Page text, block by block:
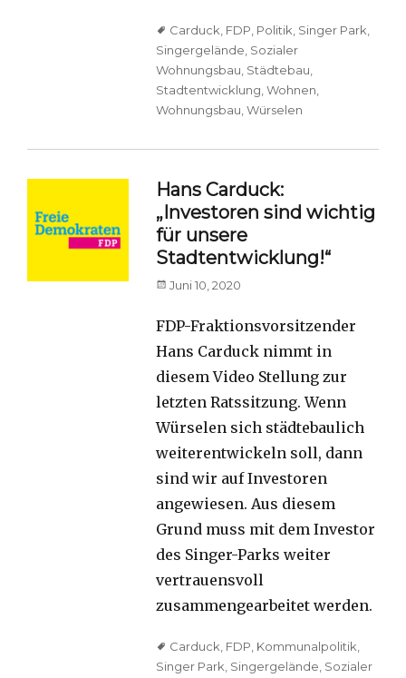
TagsCarduck FDP Politik Singer Park
Singergelände Sozialer
Wohnungsbau Städtebau
Stadtentwicklung ,Wohnen
Wohnungsbau ,Würselen
Hans Carduck:
„Investoren sind wichtig
für unsere
Stadtentwicklung!“
Posted
Juni 10, 2020
FDP-Fraktionsvorsitzender
Hans Carduck nimmt in
diesem Video Stellung zur
letzten Ratssitzung. Wenn
Würselen sich städtebaulich
weiterentwickeln soll, dann
sind wir auf Investoren
angewiesen. Aus diesem
Grund muss mit dem Investor
des Singer-Parks weiter
vertrauensvoll
zusammengearbeitet werden.
TagsCarduck, FDP, Kommunalpolitik,
Singer Park, Singergelände, Sozialer